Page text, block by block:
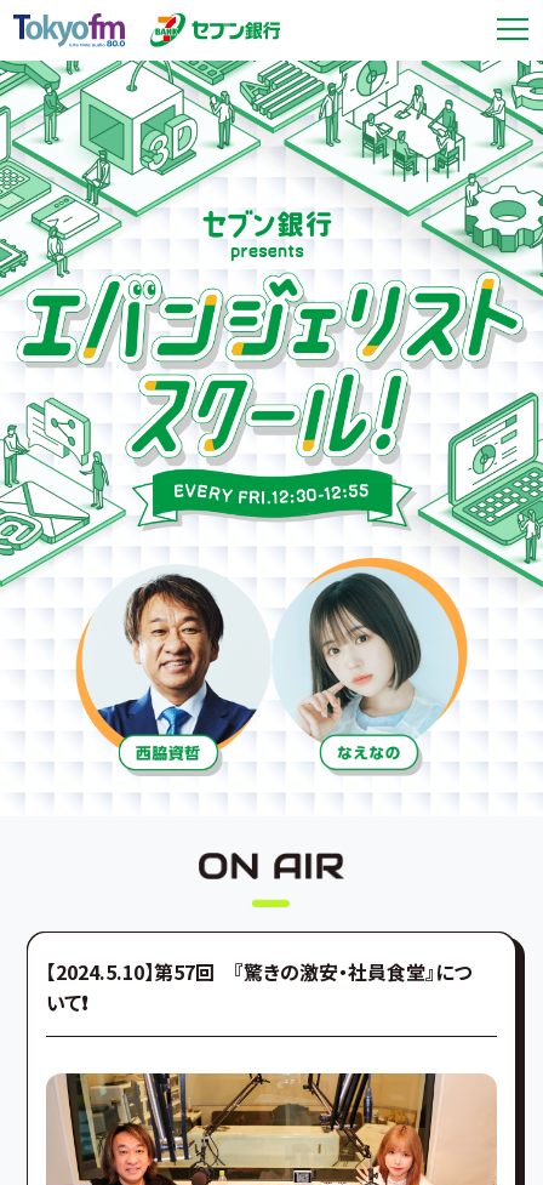
【2024.5.10】第57回 『驚きの激安・社員食堂』につ
いて❗️